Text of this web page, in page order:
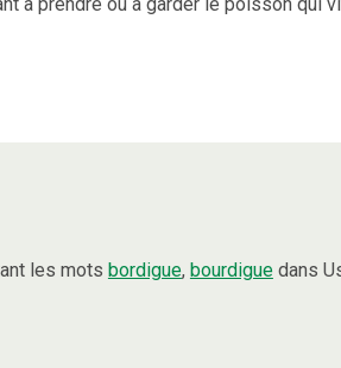
les mots bordigue, bourdiguedans